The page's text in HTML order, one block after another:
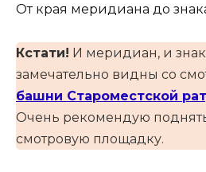
От края меридиана до
Кстати! И меридиан, и
замечательно видны со
башни Староместской
Очень рекомендую
смотровую площадку.